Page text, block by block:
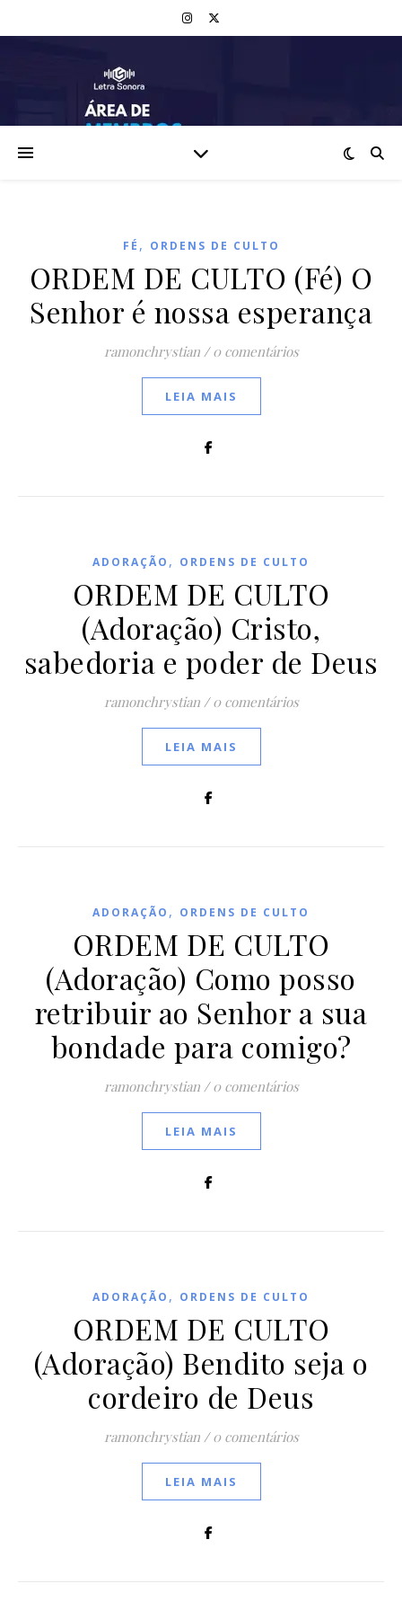
FÉ , ORDENS DE CULTO
ORDEM DE CULTO (Fé) O
Senhor é nossa esperança
ramonchrystian / 0 comentários
LEIA MAIS
ADORAÇÃO , ORDENS DE CULTO
ORDEM DE CULTO
(Adoração) Cristo,
sabedoria e poder de Deus
ramonchrystian / 0 comentários
LEIA MAIS
ADORAÇÃO , ORDENS DE CULTO
ORDEM DE CULTO
(Adoração) Como posso
retribuir ao Senhor a sua
bondade para comigo?
ramonchrystian / 0 comentários
LEIA MAIS
ADORAÇÃO , ORDENS DE CULTO
ORDEM DE CULTO
(Adoração) Bendito seja o
cordeiro de Deus
ramonchrystian / 0 comentários
LEIA MAIS